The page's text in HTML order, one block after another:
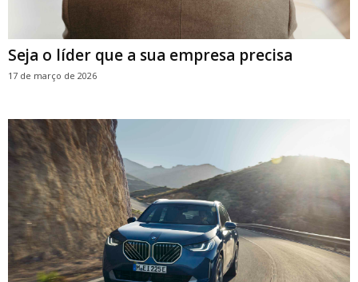
Seja o líder que a sua empresa precisa
17 de março de 2026